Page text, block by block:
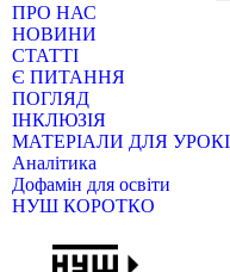
ПРО НАС
НОВИНИ
СТАТТІ
Є ПИТАННЯ
ПОГЛЯД
ІНКЛЮЗІЯ
МАТЕРІАЛИ ДЛЯ
Аналітика
Дофамін для освіти
НУШ КОРОТКО